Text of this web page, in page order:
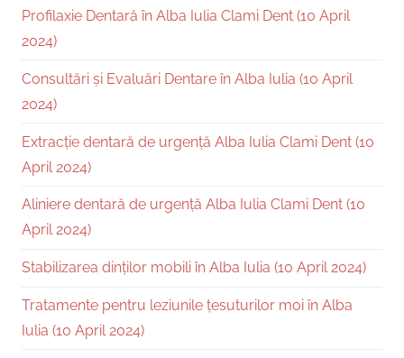
Profilaxie Dentară în Alba Iulia Clami Dent (10 April
2024)
Consultări și Evaluări Dentare în Alba Iulia (10 April
2024)
Extracție dentară de urgență Alba Iulia Clami Dent (10
April 2024)
Aliniere dentară de urgență Alba Iulia Clami Dent (10
April 2024)
Stabilizarea dinților mobili în Alba Iulia (10 April 2024)
Tratamente pentru leziunile țesuturilor moi în Alba
Iulia (10 April 2024)